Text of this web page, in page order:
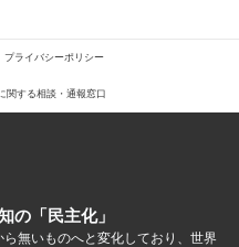
プライバシーポリシー
関する相談・通報窓口
の「民主化」
無いものへと変化しており、世界